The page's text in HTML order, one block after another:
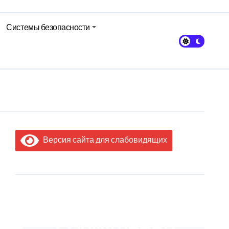
Системы безопасности
Версия сайта для слабовидящих